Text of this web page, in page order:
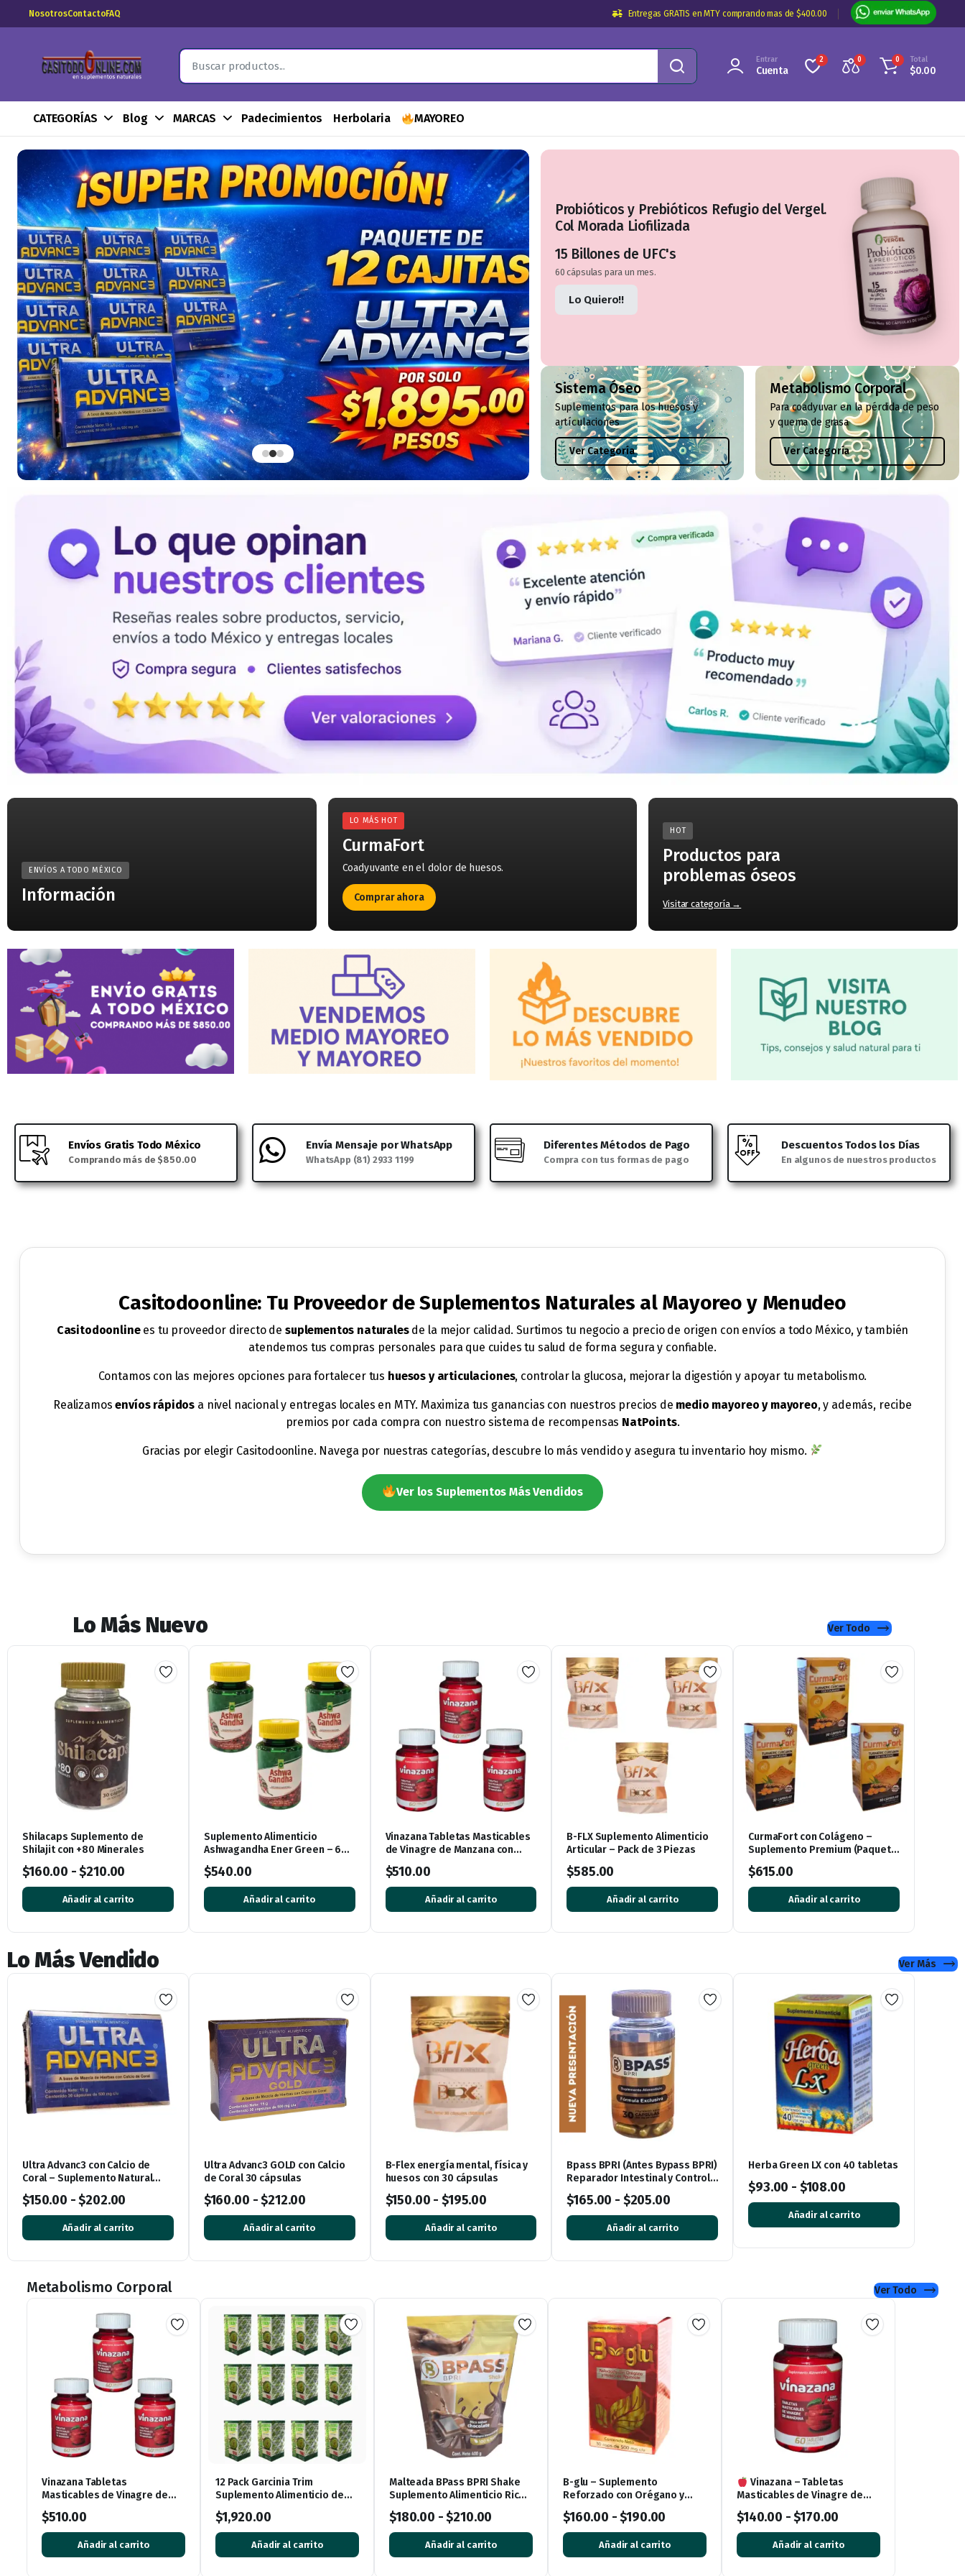
NosotrosContactoFAQ Entregas GRATIS en MTY comprando mas de $400.00
Entrar
Cuenta
2 0 0 Total
$0.00
CATEGORÍAS Blog MARCAS Padecimientos Herbolaria MAYOREO
Probióticos y Prebióticos Refugio del Vergel.
Col Morada Liofilizada
15 Billones de UFC's
60 cápsulas para un mes.
Lo Quiero!!
Sistema Óseo
Suplementos para los huesos y
artículaciones
Ver Categoría
Metabolismo Corporal
Para coadyuvar en la pérdida de peso
y quema de grasa
Ver Categoría
ENVÍOS A TODO MÉXICO
Información
LO MÁS HOT
CurmaFort
Coadyuvante en el dolor de huesos.
Comprar ahora
HOT
Productos para
problemas óseos
Visitar categoría →
Envíos Gratis Todo México
Comprando más de $850.00
Envía Mensaje por WhatsApp
WhatsApp (81) 2933 1199
Diferentes Métodos de Pago
Compra con tus formas de pago
Descuentos Todos los Días
En algunos de nuestros productos
Casitodoonline: Tu Proveedor de Suplementos Naturales al Mayoreo y Menudeo
Casitodoonlinees tu proveedor directo de suplementos naturalesde la mejor calidad. Surtimos tu negocio a precio de origen con envíos a todo México, y también
atendemos tus compras personales para que cuides tu salud de forma segura y confiable.
Contamos con las mejores opciones para fortalecer tus huesos y articulaciones, controlar la glucosa, mejorar la digestión y apoyar tu metabolismo.
Realizamosenvíos rápidos a nivel nacional y entregas locales en MTY. Maximiza tus ganancias con nuestros precios de medio mayoreo y mayoreo, y además, recibe
premios por cada compra con nuestro sistema de recompensas NatPoints.
Gracias por elegir Casitodoonline. Navega por nuestras categorías, descubre lo más vendido y asegura tu inventario hoy mismo.
Ver los Suplementos Más Vendidos
Lo Más Nuevo Ver Todo
Shilacaps Suplemento de
Shilajit con +80 Minerales
$160.00 -$210.00
Añadir al carrito
Suplemento Alimenticio
Ashwagandha Ener Green – 60
Cápsulas de 500mg
$540.00
Añadir al carrito
Vinazana Tabletas Masticables
de Vinagre de Manzana con
Vitaminas y Superalimentos
$510.00
Añadir al carrito
B-FLX Suplemento Alimenticio
Articular – Pack de 3 Piezas
$585.00
Añadir al carrito
CurmaFort con Colágeno –
Suplemento Premium (Paquete
de 3 Cajas, 90 Cápsulas)
$615.00
Añadir al carrito
Lo Más Vendido Ver Más
Ultra Advanc3 con Calcio de
Coral – Suplemento Natural
para Huesos y Articulaciones
$150.00 -$202.00
Añadir al carrito
Ultra Advanc3 GOLD con Calcio
de Coral 30 cápsulas
$160.00 -$212.00
Añadir al carrito
B-Flex energía mental, física y
huesos con 30 cápsulas
$150.00 -$195.00
Añadir al carrito
Bpass BPRI (Antes Bypass BPRI)
Reparador Intestinal y Control
de Peso – 30 Cápsulas
$165.00 - $205.00
Añadir al carrito
Herba Green LX con 40 tabletas
$93.00 - $108.00
Añadir al carrito
Metabolismo Corporal Ver Todo
Vinazana Tabletas
Masticables de Vinagre de
Manzana con Vitaminas y
Superalimentos
$510.00
Añadir al carrito
12 Pack Garcinia Trim
Suplemento Alimenticio de
Garcinia Cambogia 360
Cápsulas
$1,920.00
Añadir al carrito
Malteada BPass BPRI Shake
Suplemento Alimenticio Rico
Sabor Chocolate
$180.00 -$210.00
Añadir al carrito
B-glu – Suplemento
Reforzado con Orégano y
Hueso de Aguacate 30
Cápsulas
$160.00 -$190.00
Añadir al carrito
Vinazana – Tabletas
Masticables de Vinagre de
Manzana (60 tabletas)
$140.00 -$170.00
Añadir al carrito